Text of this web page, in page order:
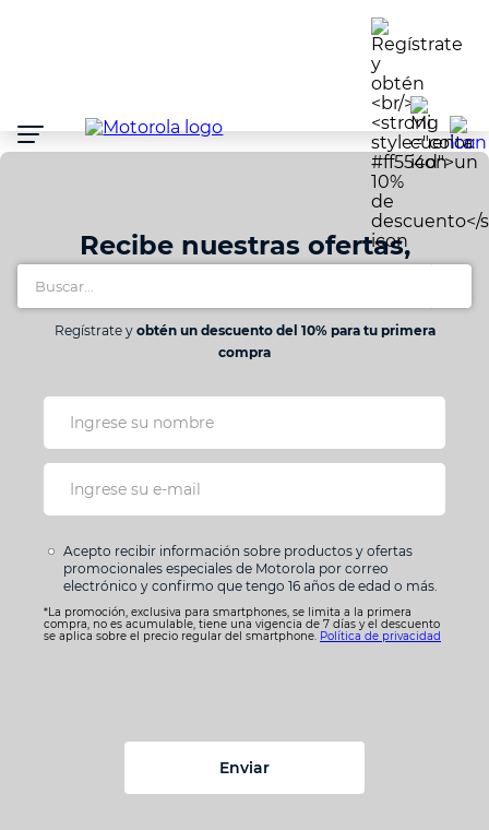
sistema
de
Buscar...
Recibe nuestras ofertas,
lanzamientos y promociones
Regístrate y obtén un descuento del 10% para tu primera
compra
Enviar
Acepto recibir información sobre productos y ofertas
promocionales especiales de Motorola por correo
electrónico y confirmo que tengo 16 años de edad o más.
*La promoción, exclusiva para smartphones, se limita a la primera
compra, no es acumulable, tiene una vigencia de 7 días y el descuento
se aplica sobre el precio regular del smartphone. Política de privacidad